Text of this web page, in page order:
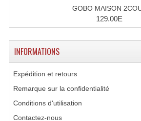
Selecteurs Audio
Amplificateurs
Compresseurs , Limiteurs ,
GOBO MAISON
129.00E
INFORMATIONS
Expédition et retours
Remarque sur la confidentialité
Conditions d'utilisation
Contactez-nous